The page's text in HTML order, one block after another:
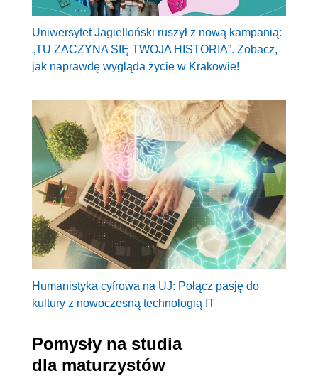
Uniwersytet Jagielloński ruszył z nową kampanią:
„TU ZACZYNA SIĘ TWOJA HISTORIA”. Zobacz,
jak naprawdę wygląda życie w Krakowie!
Humanistyka cyfrowa na UJ: Połącz pasję do
kultury z nowoczesną technologią IT
Pomysły na studia
dla maturzystów